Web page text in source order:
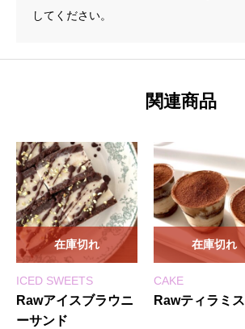
してください。
関連商品
ICED SWEETS
Rawアイスブラウニ
ーサンド
在庫切れ
CAKE
Rawティラミス
在庫切れ